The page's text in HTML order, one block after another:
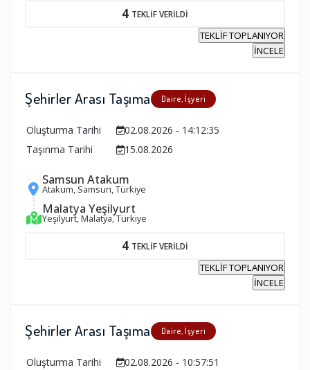
4 TEKLİF VERİLDİ
TEKLİF TOPLANIYOR
İNCELE
Şehirler Arası Taşıma Daire, İşyeri
Oluşturma Tarihi
02.08.2026 - 14:12:35
Taşınma Tarihi
15.08.2026
Samsun Atakum
Atakum, Samsun, Türkiye
Malatya Yeşilyurt
Yeşilyurt, Malatya, Türkiye
4 TEKLİF VERİLDİ
TEKLİF TOPLANIYOR
İNCELE
Şehirler Arası Taşıma Daire, İşyeri
Oluşturma Tarihi
02.08.2026 - 10:57:51